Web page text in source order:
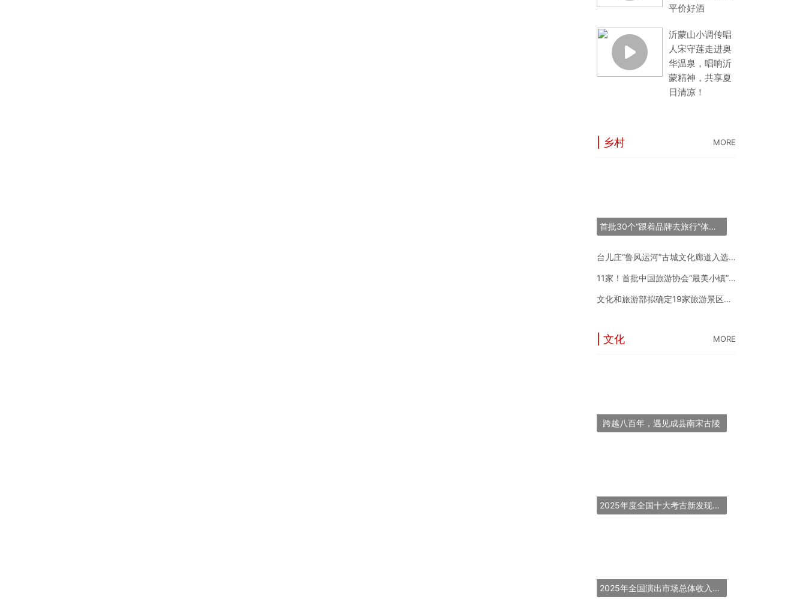
平价好酒
沂蒙山小调传唱
人宋守莲走进奥
华温泉，唱响沂
蒙精神，共享夏
日清凉！
| 乡村 MORE
首批30个“跟着品牌去旅行”体验地推荐名单正式发布
台儿庄“鲁风运河”古城文化廊道入选2024年度中国“十大最美农村路”
11家！首批中国旅游协会“最美小镇”新鲜出炉
文化和旅游部拟确定19家旅游景区为国家5A级旅游景区
| 文化 MORE
跨越八百年，遇见成县南宋古陵
2025年度全国十大考古新发现揭晓
2025年全国演出市场总体收入超837亿元